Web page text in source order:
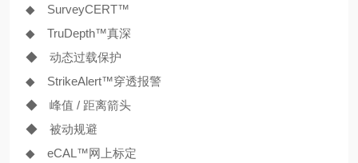
◆ SurveyCERT™
◆ TruDepth™真深
◆ 动态过载保护
◆ StrikeAlert™穿透报警
◆ 峰值 / 距离箭头
◆ 被动规避
◆ eCAL™网上标定